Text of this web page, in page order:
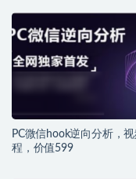
PC微信hook逆向分析，
程，价值599